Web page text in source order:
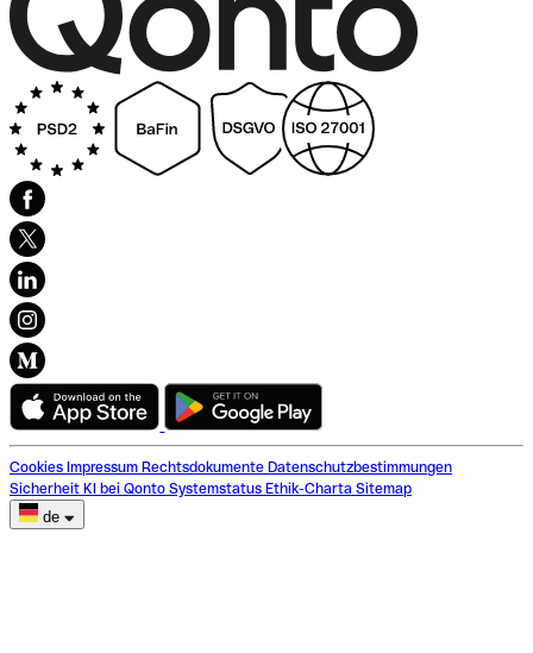
Cookies Impressum Rechtsdokumente Datenschutzbestimmungen
Sicherheit KI bei Qonto Systemstatus Ethik-Charta Sitemap
de